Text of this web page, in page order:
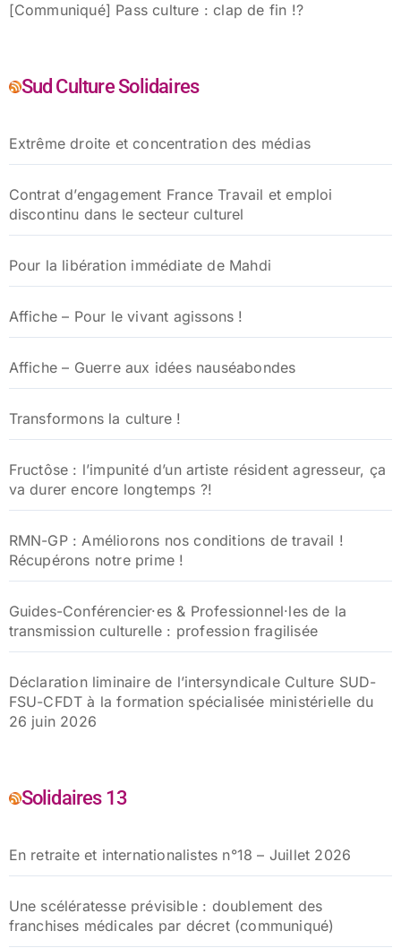
[Communiqué] Pass culture : clap de fin !?
Sud Culture Solidaires
Extrême droite et concentration des médias
Contrat d’engagement France Travail et emploi
discontinu dans le secteur culturel
Pour la libération immédiate de Mahdi
Affiche – Pour le vivant agissons !
Affiche – Guerre aux idées nauséabondes
Transformons la culture !
Fructôse : l’impunité d’un artiste résident agresseur, ça
va durer encore longtemps ?!
RMN-GP : Améliorons nos conditions de travail !
Récupérons notre prime !
Guides-Conférencier·es & Professionnel·les de la
transmission culturelle : profession fragilisée
Déclaration liminaire de l’intersyndicale Culture SUD-
FSU-CFDT à la formation spécialisée ministérielle du
26 juin 2026
Solidaires 13
En retraite et internationalistes n°18 – Juillet 2026
Une scélératesse prévisible : doublement des
franchises médicales par décret (communiqué)